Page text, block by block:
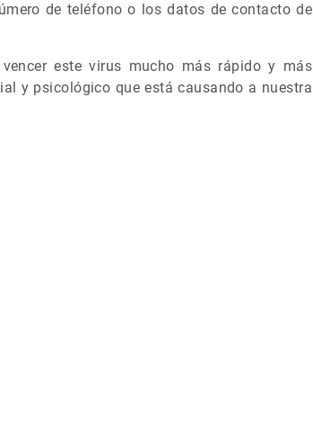
de teléfono o los datos de contacto de
este virus mucho más rápido y más
y psicológico que está causando a nuestra